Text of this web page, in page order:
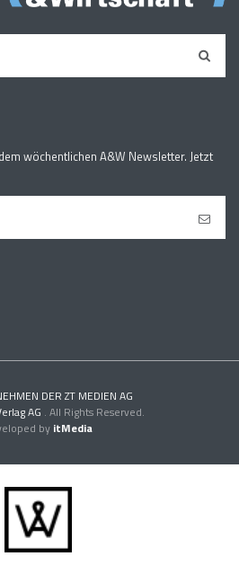
wöchentlichen A&W Newsletter. Jetzt
DER ZT MEDIEN AG
AG . All Rights Reserved.
by itMedia